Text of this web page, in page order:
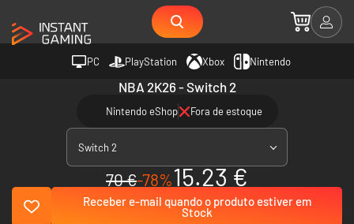
PC PlayStation Xbox Nintendo
NBA 2K26 - Switch 2
Nintendo eShop Fora de estoque
Switch 2
70 €-78%15.23 €
Receber e-mail quando o produto estiver em
Stock